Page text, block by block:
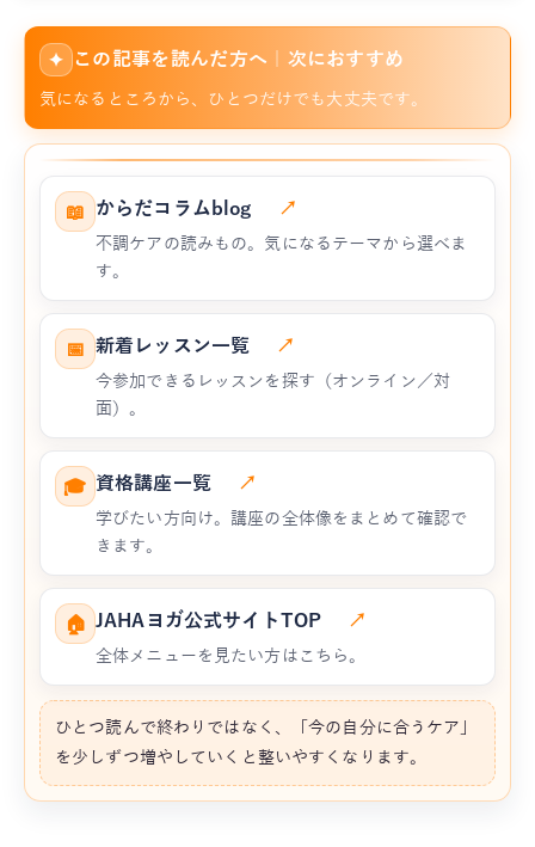
✦ この記事を読んだ方へ｜次におすすめ
気になるところから、ひとつだけでも大丈夫です。
📖 からだコラムblog ↗
不調ケアの読みもの。気になるテーマから選べま
す。
📅 新着レッスン一覧 ↗
今参加できるレッスンを探す（オンライン／対
面）。
🎓 資格講座一覧 ↗
学びたい方向け。講座の全体像をまとめて確認で
きます。
🏠 JAHAヨガ公式サイトTOP ↗
全体メニューを見たい方はこちら。
ひとつ読んで終わりではなく、「今の自分に合うケア」
を少しずつ増やしていくと整いやすくなります。